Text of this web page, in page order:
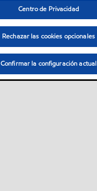
Centro de Privacidad
Rechazar las cookies opcionales
Confirmar la configuración actual